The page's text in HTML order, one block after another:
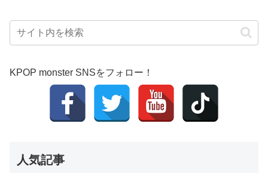
KPOP monster SNSをフォロー！
人気記事